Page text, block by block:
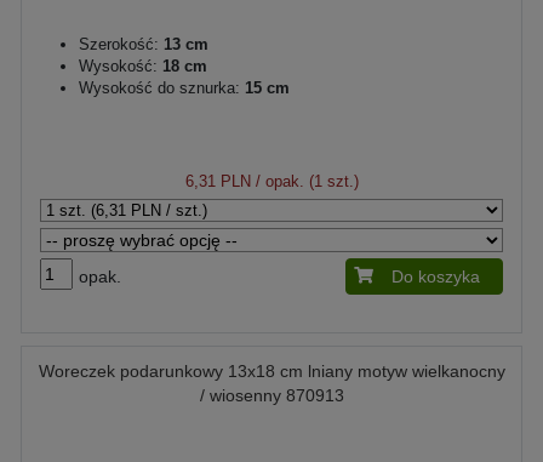
Szerokość: 13 cm
Wysokość: 18 cm
Wysokość do sznurka: 15 cm
6,31 PLN/ opak. (1 szt.)
opak. Do koszyka
Woreczek podarunkowy 13x18 cm lniany motyw wielkanocny
/ wiosenny 870913